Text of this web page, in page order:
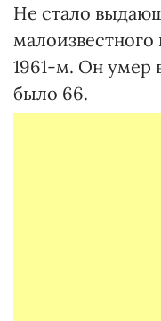
Не стало
1961-м. Он
было 66.